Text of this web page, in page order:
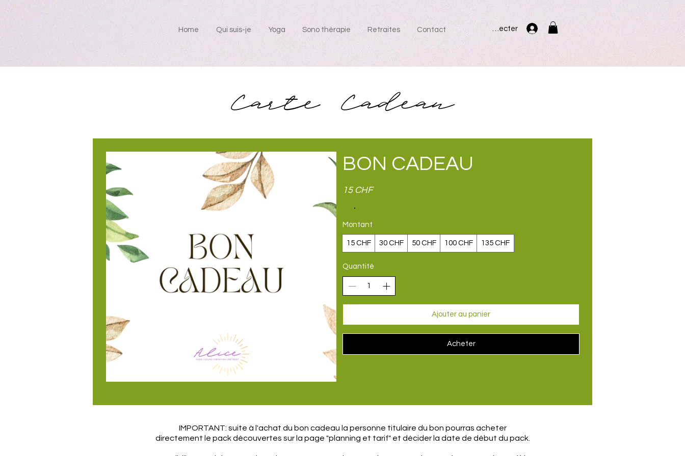
Home Qui suis-je Yoga Sono thérapie Retraites Contact Se connecter
Carte Cadeau
BON CADEAU
15 CHF
Montant
15 CHF 30 CHF 50 CHF 100 CHF 135 CHF
Quantité
Ajouter au panier
Acheter
IMPORTANT: suite à l'achat du bon cadeau la personne titulaire du bon pourras acheter
directement le pack découvertes sur la page "planning et tarif" et décider la date de début du pack.